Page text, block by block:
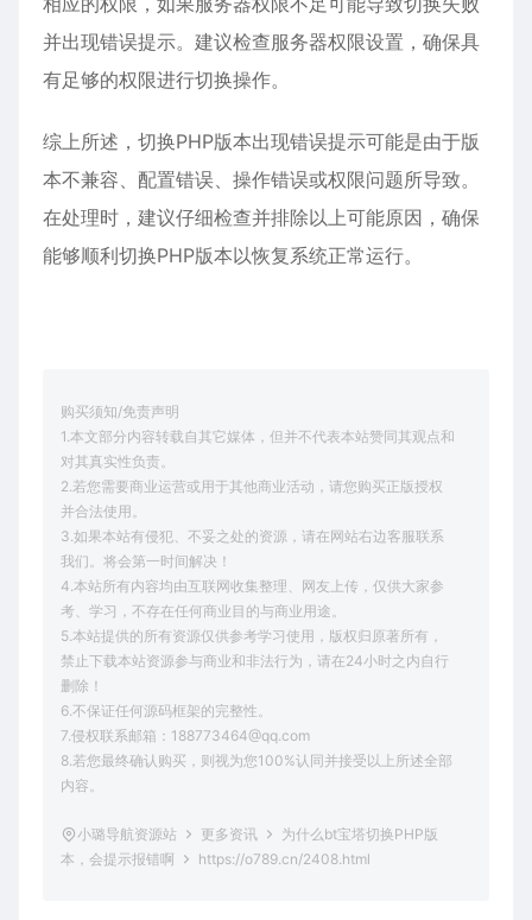
并出现错误提示。建议检查服务器权限设置，确保具
有足够的权限进行切换操作。
综上所述，切换PHP版本出现错误提示可能是由于版
本不兼容、配置错误、操作错误或权限问题所导致。
在处理时，建议仔细检查并排除以上可能原因，确保
能够顺利切换PHP版本以恢复系统正常运行。
购买须知/免责声明
1.本文部分内容转载自其它媒体，但并不代表本站赞同其观点和
对其真实性负责。
2.若您需要商业运营或用于其他商业活动，请您购买正版授权
并合法使用。
3.如果本站有侵犯、不妥之处的资源，请在网站右边客服联系
我们。将会第一时间解决！
4.本站所有内容均由互联网收集整理、网友上传，仅供大家参
考、学习，不存在任何商业目的与商业用途。
5.本站提供的所有资源仅供参考学习使用，版权归原著所有，
禁止下载本站资源参与商业和非法行为，请在24小时之内自行
删除！
6.不保证任何源码框架的完整性。
7.侵权联系邮箱：188773464@qq.com
8.若您最终确认购买，则视为您100%认同并接受以上所述全部
内容。
小璐导航资源站 更多资讯
为什么bt宝塔切换PHP版
本，会提示报错啊
https://o789.cn/2408.html